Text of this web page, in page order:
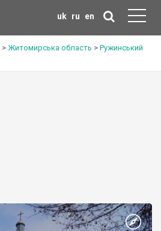
uk ru en
> Житомирська область > Ружинський